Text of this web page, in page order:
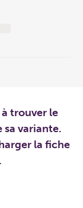
trouver le
variante.
la fiche